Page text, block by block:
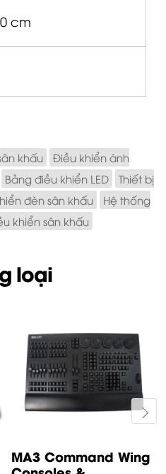
cm
khấu
Điều khiển ánh
Bảng điều khiển LED
Thiết bị
đèn sân khấu
Hệ thống
khiển sân khấu
loại
&
DMX